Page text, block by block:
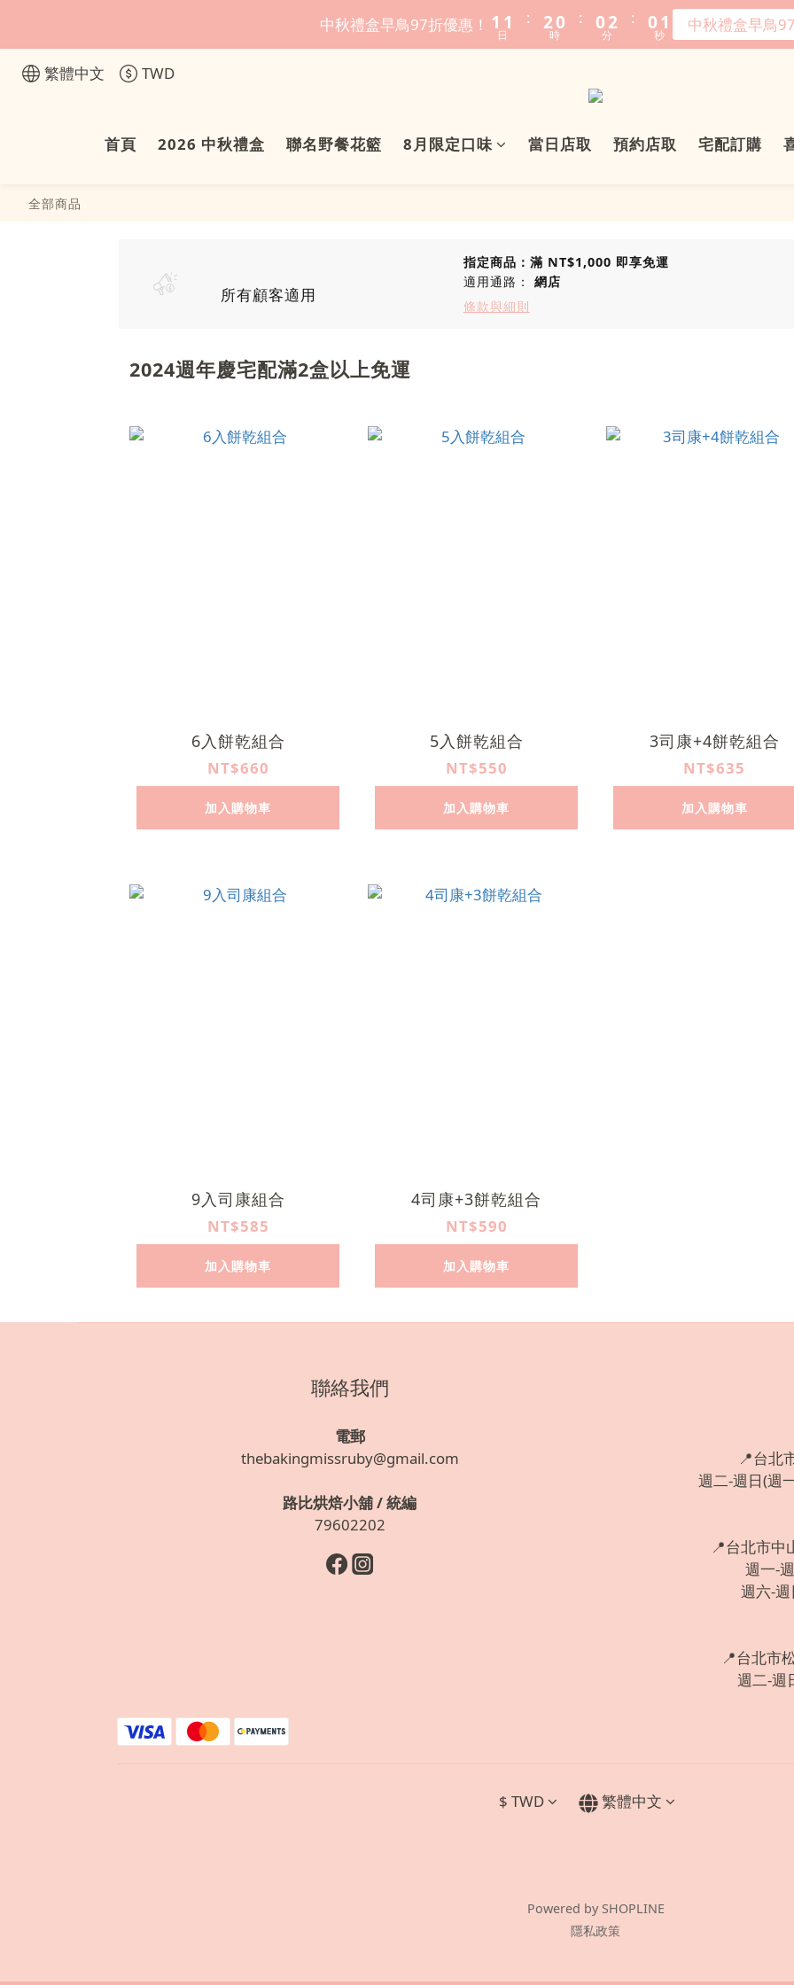
中秋禮盒早鳥97折優惠！ 1
0
1
0
日
:
2
1
0
時
:
02
1
分
:
01
0
秒
中秋禮盒早鳥
繁體中文 TWD
首頁 2026 中秋禮盒 聯名野餐花籃 8月限定口味 當日店取 預約店取 宅配訂購
全部商品
所有顧客適用
指定商品：滿 NT$1,000 即享免運
適用通路： 網店
條款與細則
2024週年慶宅配滿2盒以上免運
6入餅乾組合
NT$660
加入購物車
5入餅乾組合
NT$550
加入購物車
3司康+4餅乾組合
NT$635
加入購物車
9入司康組合
NT$585
加入購物車
4司康+3餅乾組合
NT$590
加入購物車
聯絡我們
電郵
thebakingmissruby@gmail.com
路比烘焙小舖 / 統編
79602202
📍台北
週二-週日(週
📍台北市中
週一-
週六-
📍台北市
週二-週
$ TWD 繁體中文
Powered by SHOPLINE
隱私政策